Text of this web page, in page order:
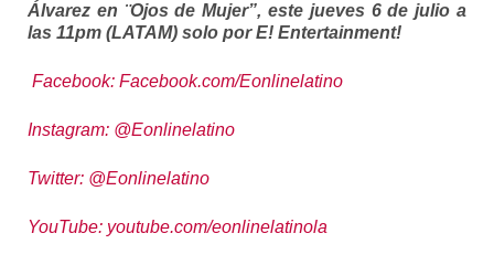
Álvarez en ¨Ojos de Mujer”, este jueves 6 de julio a
las 11pm (LATAM) solo por E! Entertainment!
Facebook: Facebook.com/Eonlinelatino
Instagram: @Eonlinelatino
Twitter: @Eonlinelatino
YouTube: youtube.com/eonlinelatinola